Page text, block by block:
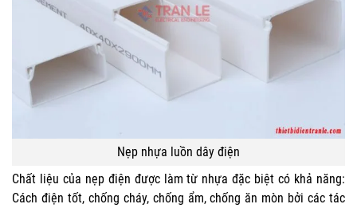
Nẹp nhựa luồn dây điện
Chất liệu của nẹp điện được làm từ nhựa đặc biệt có khả năng:
Cách điện tốt, chống cháy, chống ẩm, chống ăn mòn bởi các tác